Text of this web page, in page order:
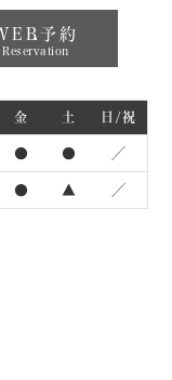
予約
Reservation
金 土 日/祝
● ● ／
● ▲ ／